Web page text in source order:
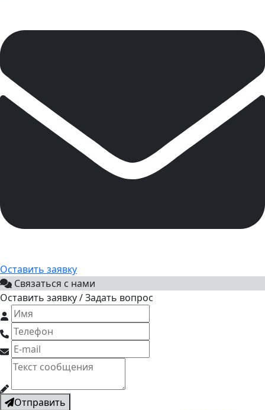
Оставить заявку
Связаться с нами
Оставить заявку / Задать вопрос
Отправить